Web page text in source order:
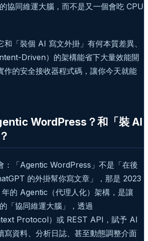
協同維運大腦，而不是又一個會吃 CPU
和「裝個 AI 寫文外掛」有何本質差異、
Driven）的架構能省下大量效能開
作的安全接收器程式碼，讓你今天就能
WordPress？和「裝 AI
：「Agentic WordPress」不是「在後
的外掛幫你寫文章」，那是 2023
的 Agentic（代理人化）架構，是讓
「協同維運大腦」，透過
Protocol）或 REST API，賦予 AI
寫資料、分析日誌、甚至動態調整介面